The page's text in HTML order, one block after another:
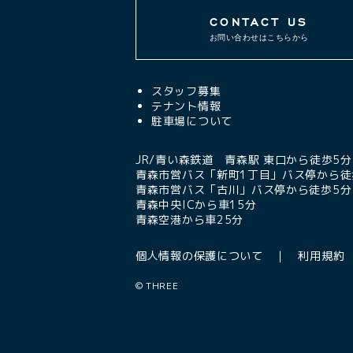
CONTACT US
お問い合わせはこちらから
スタッフ募集
テナント情報
駐車場について
JR/青い森鉄道 青森駅 東口から徒歩5分
青森市営バス「新町1丁目」バス停から
青森市営バス「古川」バス停から徒歩5分
青森中央ICから車15分
青森空港から車25分
個人情報の保護について 利用規約
©THREE